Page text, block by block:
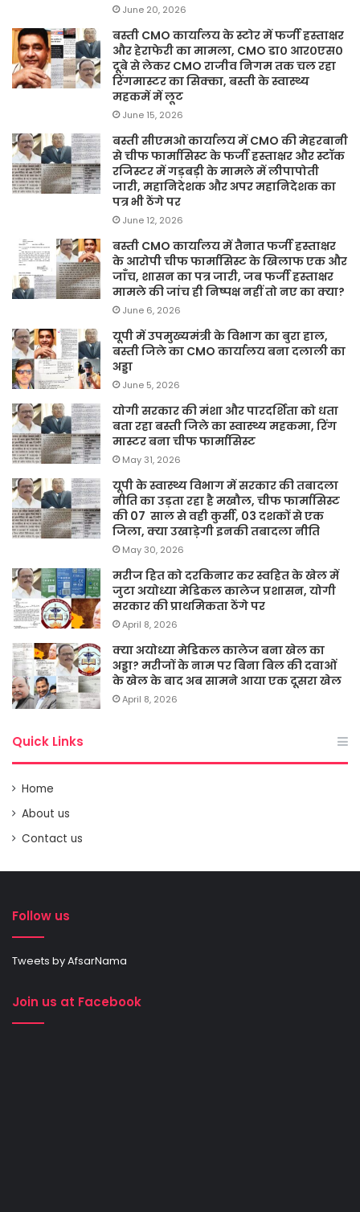
June 20, 2026
बस्ती CMO कार्यालय के स्टोर में फर्जी हस्ताक्षर
और हेराफेरी का मामला, CMO डा० आर०एस०
दूबे से लेकर CMO राजीव निगम तक चल रहा
रिंगमास्टर का सिक्का, बस्ती के स्वास्थ्य
महकमें में लूट
June 15, 2026
बस्ती सीएमओ कार्यालय में CMO की मेहरबानी
से चीफ फार्मासिस्ट के फर्जी हस्ताक्षर और स्टॉक
रजिस्टर में गड़बड़ी के मामले में लीपापोती
जारी, महानिदेशक और अपर महानिदेशक का
पत्र भी ठेंगे पर
June 12, 2026
बस्ती CMO कार्यालय में तैनात फर्जी हस्ताक्षर
के आरोपी चीफ फार्मासिस्ट के खिलाफ एक और
जाँच, शासन का पत्र जारी, जब फर्जी हस्ताक्षर
मामले की जांच ही निष्पक्ष नहीं तो नए का क्या?
June 6, 2026
यूपी में उपमुख्यमंत्री के विभाग का बुरा हाल,
बस्ती जिले का CMO कार्यालय बना दलाली का
अड्डा
June 5, 2026
योगी सरकार की मंशा और पारदर्शिता को धता
बता रहा बस्ती जिले का स्वास्थ्य महकमा, रिंग
मास्टर बना चीफ फार्मासिस्ट
May 31, 2026
यूपी के स्वास्थ्य विभाग में सरकार की तबादला
नीति का उड़ता रहा है मखौल, चीफ फार्मासिस्ट
की 07 साल से वही कुर्सी, 03 दशकों से एक
जिला, क्या उखाड़ेगी इनकी तबादला नीति
May 30, 2026
मरीज हित को दरकिनार कर स्वहित के खेल में
जुटा अयोध्या मेडिकल कालेज प्रशासन, योगी
सरकार की प्राथमिकता ठेंगे पर
April 8, 2026
क्या अयोध्या मेडिकल कालेज बना खेल का
अड्डा? मरीजों के नाम पर बिना बिल की दवाओं
के खेल के बाद अब सामने आया एक दूसरा खेल
April 8, 2026
Quick Links
Home
About us
Contact us
Follow us
Tweets by AfsarNama
Join us at Facebook